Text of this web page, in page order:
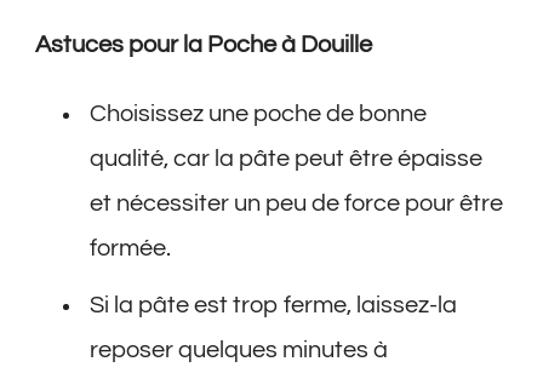
Astuces pour la Poche à Douille
Choisissez une poche de bonne
qualité, car la pâte peut être épaisse
et nécessiter un peu de force pour être
formée.
Si la pâte est trop ferme, laissez-la
reposer quelques minutes à